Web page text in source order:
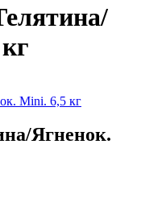
Mini. 6,5 кг
Ягненок.